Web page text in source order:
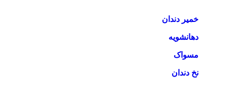
خمیر دندان
دهانشویه
مسواک
نخ دندان